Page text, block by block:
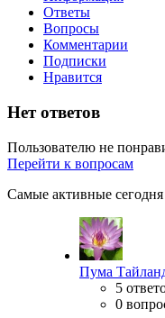
Ответы
Вопросы
Комментарии
Подписки
Нравится
Нет ответов
Пользователю не
Перейти к вопросам
Самые активные сегодня
Пума
5
0